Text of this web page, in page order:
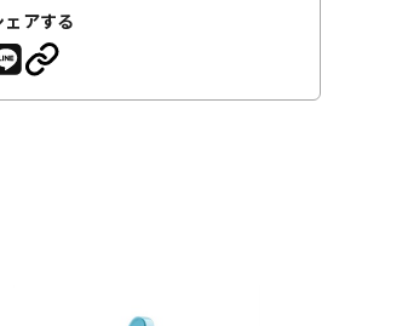
ェアする